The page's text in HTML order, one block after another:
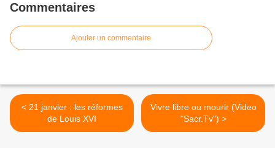
Commentaires
Ajouter un commentaire
< 21 janvier : les réformes
de Louis XVI
Vivre libre ou mourir (Video
"Sacr.Tv") >